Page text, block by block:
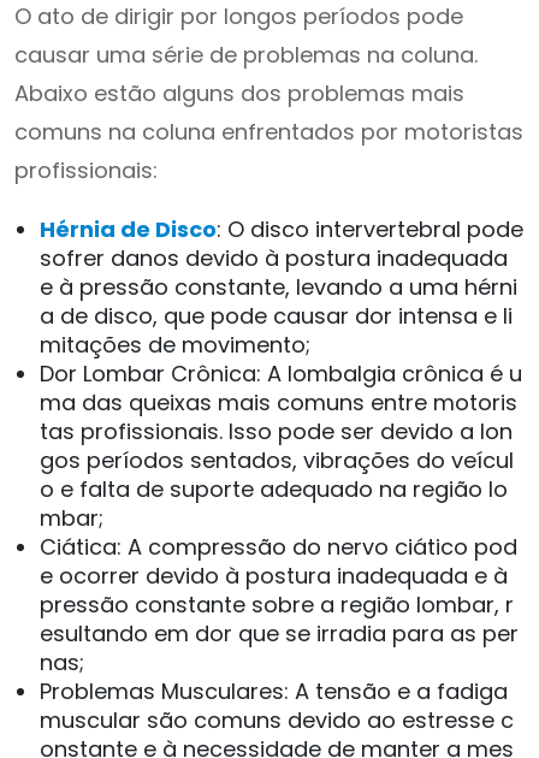
O ato de dirigir por longos períodos pode
causar uma série de problemas na coluna.
Abaixo estão alguns dos problemas mais
comuns na coluna enfrentados por motoristas
profissionais:
Hérnia de Disco: O disco intervertebral pode
sofrer danos devido à postura inadequada
e à pressão constante, levando a uma hérni
a de disco, que pode causar dor intensa e li
mitações de movimento;
Dor Lombar Crônica: A lombalgia crônica é u
ma das queixas mais comuns entre motoris
tas profissionais. Isso pode ser devido a lon
gos períodos sentados, vibrações do veícul
o e falta de suporte adequado na região lo
mbar;
Ciática: A compressão do nervo ciático pod
e ocorrer devido à postura inadequada e à
pressão constante sobre a região lombar, r
esultando em dor que se irradia para as per
nas;
Problemas Musculares: A tensão e a fadiga
muscular são comuns devido ao estresse c
onstante e à necessidade de manter a mes